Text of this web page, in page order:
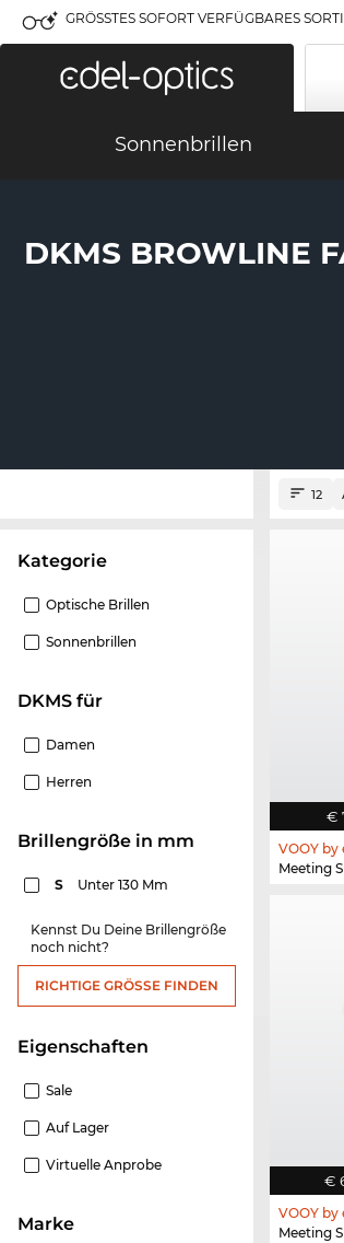
GRÖSSTES SOFORT VERFÜGBARES
Sonnenbrillen
DKMS BROWLINE
Kategorie
Optische Brillen
Sonnenbrillen
DKMS für
Damen
Herren
Brillengröße in mm
S Unter 130 Mm
Kennst Du Deine Brillengröße
noch nicht?
RICHTIGE GRÖSSE FINDEN
Eigenschaften
Sale
Auf Lager
Virtuelle Anprobe
Marke
12
€
VOOY by
Meeting
€
VOOY by
Meeting